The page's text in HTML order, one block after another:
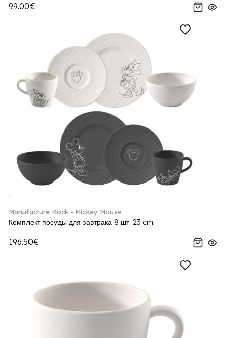
99.00€
Manufacture Rock - Mickey Mouse
Комплект посуды для завтрака 8 шт. 23 cm
196.50€